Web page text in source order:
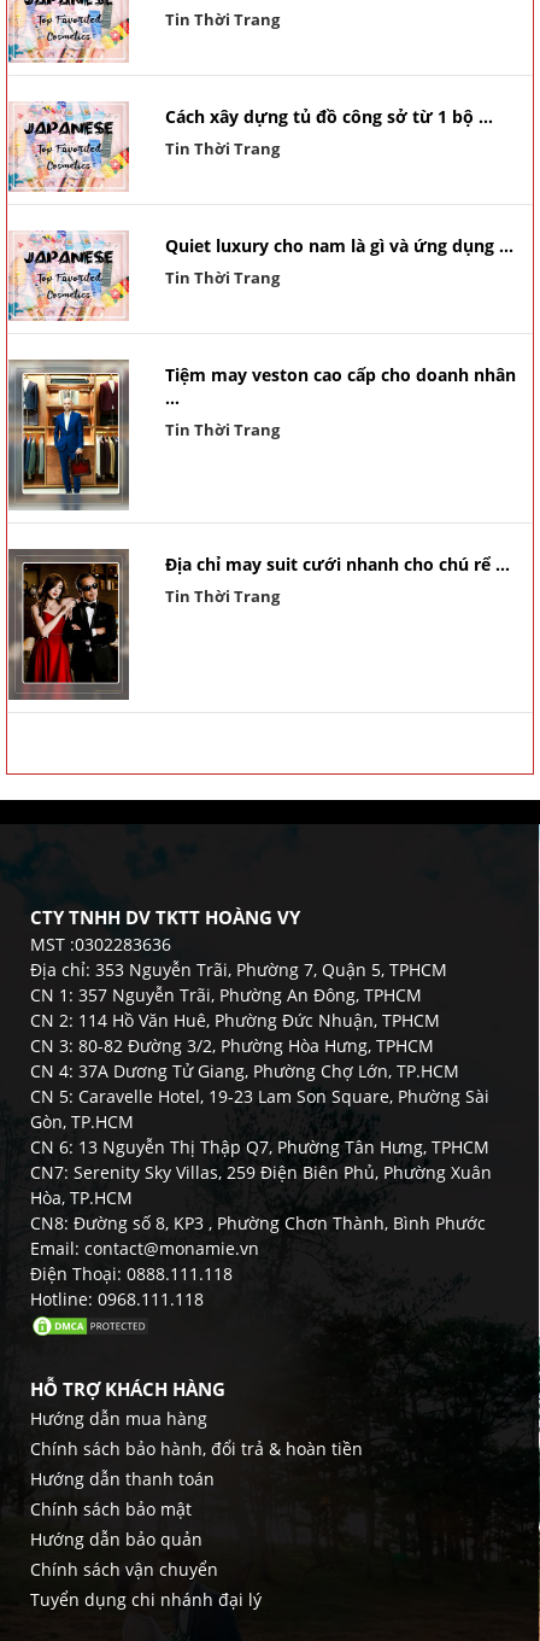
Tin Thời Trang
Cách xây dựng tủ đồ công sở từ 1 bộ ...
Tin Thời Trang
Quiet luxury cho nam là gì và ứng dụng ...
Tin Thời Trang
Tiệm may veston cao cấp cho doanh nhân
...
Tin Thời Trang
Địa chỉ may suit cưới nhanh cho chú rể ...
Tin Thời Trang
CTY TNHH DV TKTT HOÀNG VY
MST :0302283636
Địa chỉ: 353 Nguyễn Trãi, Phường 7, Quận 5, TPHCM
CN 1: 357 Nguyễn Trãi, Phường An Đông, TPHCM
CN 2: 114 Hồ Văn Huê, Phường Đức Nhuận, TPHCM
CN 3: 80-82 Đường 3/2, Phường Hòa Hưng, TPHCM
CN 4: 37A Dương Tử Giang, Phường Chợ Lớn, TP.HCM
CN 5: Caravelle Hotel, 19-23 Lam Son Square, Phường Sài
Gòn, TP.HCM
CN 6: 13 Nguyễn Thị Thập Q7, Phường Tân Hưng, TPHCM
CN7: Serenity Sky Villas, 259 Điện Biên Phủ, Phường Xuân
Hòa, TP.HCM
CN8: Đường số 8, KP3 , Phường Chơn Thành, Bình Phước
Email: contact@monamie.vn
Điện Thoại: 0888.111.118
Hotline: 0968.111.118
HỖ TRỢ KHÁCH HÀNG
Hướng dẫn mua hàng
Chính sách bảo hành, đổi trả & hoàn tiền
Hướng dẫn thanh toán
Chính sách bảo mật
Hướng dẫn bảo quản
Chính sách vận chuyển
Tuyển dụng chi nhánh đại lý